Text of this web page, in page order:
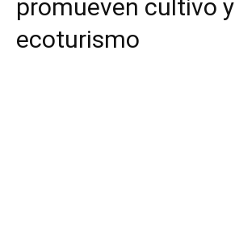
promueven cultivo y
ecoturismo